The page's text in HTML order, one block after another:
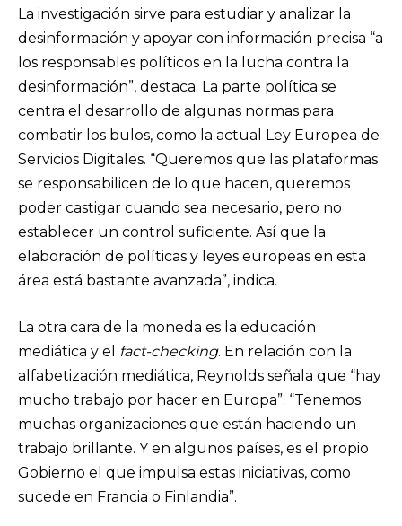
La investigación sirve para estudiar y analizar la
desinformación y apoyar con información precisa “a
los responsables políticos en la lucha contra la
desinformación”, destaca. La parte política se
centra el desarrollo de algunas normas para
combatir los bulos, como la actual Ley Europea de
Servicios Digitales. “Queremos que las plataformas
se responsabilicen de lo que hacen, queremos
poder castigar cuando sea necesario, pero no
establecer un control suficiente. Así que la
elaboración de políticas y leyes europeas en esta
área está bastante avanzada”, indica.
La otra cara de la moneda es la educación
mediática y el fact-checking. En relación con la
alfabetización mediática, Reynolds señala que “hay
mucho trabajo por hacer en Europa”. “Tenemos
muchas organizaciones que están haciendo un
trabajo brillante. Y en algunos países, es el propio
Gobierno el que impulsa estas iniciativas, como
sucede en Francia o Finlandia”.